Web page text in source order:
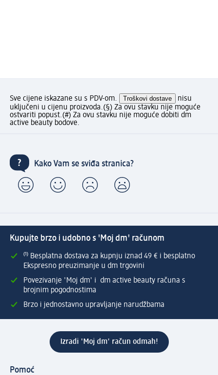
Sve cijene iskazane su s PDV-om. Troškovi dostave
nisu
uključeni u cijenu proizvoda.(§) Za ovu stavku nije moguće
ostvariti popust.(#) Za ovu stavku nije moguće dobiti dm
active beauty bodove.
Kako Vam se sviđa stranica?
Kupujte brzo i udobno s 'Moj dm' računom
⁽¹⁾ Besplatna dostava za kupnju iznad 49 € i besplatno
Ekspresno preuzimanje u dm trgovini
Povezivanje 'Moj dm' i dm active beauty računa s
brojnim pogodnostima
Brzo i jednostavno upravljanje narudžbama
Izradi 'Moj dm' račun odmah!
Pomoć